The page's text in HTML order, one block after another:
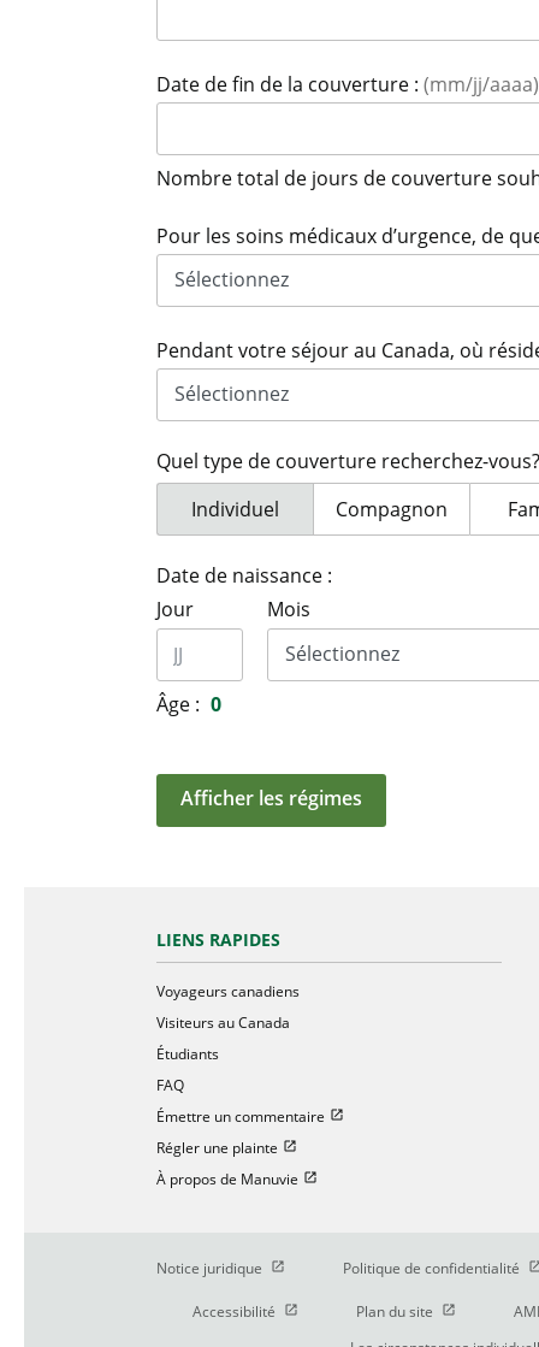
Date de fin de la couverture :(mm/jj/aaaa)
Nombre total de jours de couverture
Pour les soins médicaux d’urgence, de
Pendant votre séjour au Canada, où
Quel type de couverture recherchez-vous?
Quel type de couverture recherchez-
Individuel Quel type de
Compagnon
Date de naissance :
Jour
Mois
Âge : 0
Afficher les régimes
LIENS RAPIDES
Voyageurs canadiens
Visiteurs au Canada
Étudiants
FAQ
Émettre un commentaire Ouvrir dans une nouvelle fenetre
Régler une plainte Ouvrir dans une nouvelle fenetre
À propos de Manuvie Ouvrir dans une nouvelle fenetre
Notice juridique Ouvrir dans une nouvelle fenetre
Politique de confidentialité
Accessibilité Ouvrir dans une nouvelle fenetre
Plan du site Ouvrir dans